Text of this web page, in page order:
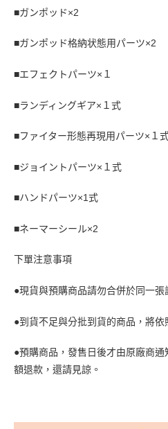
■ガンポッド×2
■ガンポッド格納状態用パーツ×2
■エフェクトパーツ×１
■ランディングギア×１式
■ファイター形態再現用パーツ×１
■ジョイントパーツ×１式
■ハンドパーツ×1式
■ネーマーシール×2
下單注意事項
●現貨與預購商品請勿合併於同一張
●到貨不足與分批到貨的商品，將依
●預購商品，發售日後才由原廠商
額退款，還請見諒。